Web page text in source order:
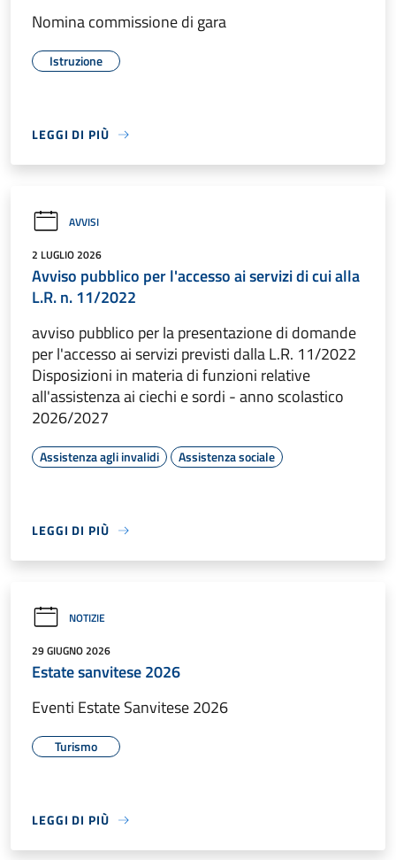
Nomina commissione di gara
Istruzione
LEGGI DI PIÙ
AVVISI
2 LUGLIO 2026
Avviso pubblico per l'accesso ai servizi di cui alla
L.R. n. 11/2022
avviso pubblico per la presentazione di domande
per l'accesso ai servizi previsti dalla L.R. 11/2022
Disposizioni in materia di funzioni relative
all'assistenza ai ciechi e sordi - anno scolastico
2026/2027
Assistenza agli invalidi Assistenza sociale
LEGGI DI PIÙ
NOTIZIE
29 GIUGNO 2026
Estate sanvitese 2026
Eventi Estate Sanvitese 2026
Turismo
LEGGI DI PIÙ